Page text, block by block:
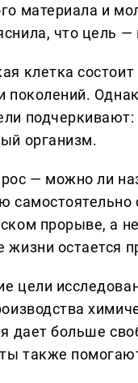
материала и
что цель
клетка
поколений.
организм.
— можно ли
прорыве, а
жизни остается
цели
дает больше
также